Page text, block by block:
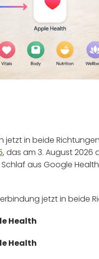
jetzt in beide
, das am 3. August 2026
aus Google
jetzt in beide
Health
Health